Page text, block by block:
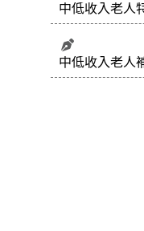
中低收入老人
中低收入老人